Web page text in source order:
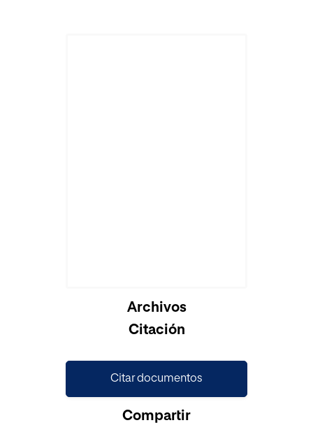
Cargando...Archivos
Citación
Citar documentos
Compartir